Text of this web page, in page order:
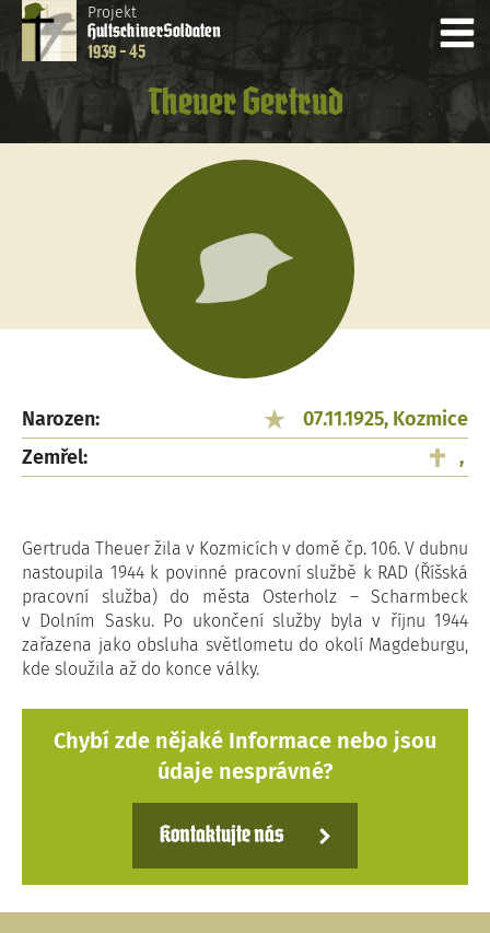
Projekt
HultschinerSoldaten
1939 - 45
Theuer Gertrud
Narozen:
07.11.1925, Kozmice
Zemřel:
,
Gertruda Theuer žila v Kozmicích v domě čp. 106. V dubnu
nastoupila 1944 k povinné pracovní službě k RAD (Říšská
pracovní služba) do města Osterholz – Scharmbeck
v Dolním Sasku. Po ukončení služby byla v říjnu 1944
zařazena jako obsluha světlometu do okolí Magdeburgu,
kde sloužila až do konce války.
Chybí zde nějaké Informace nebo jsou
údaje nesprávné?
Kontaktujte nás